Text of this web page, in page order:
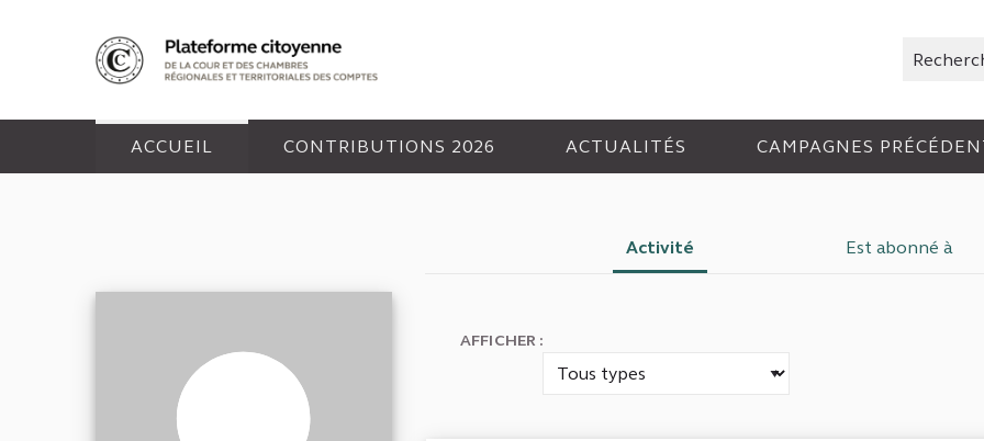
Rechercher
ACCUEIL CONTRIBUTIONS 2026 ACTUALITÉS CAMPAGNES
Activité Est abonné à
AFFICHER :